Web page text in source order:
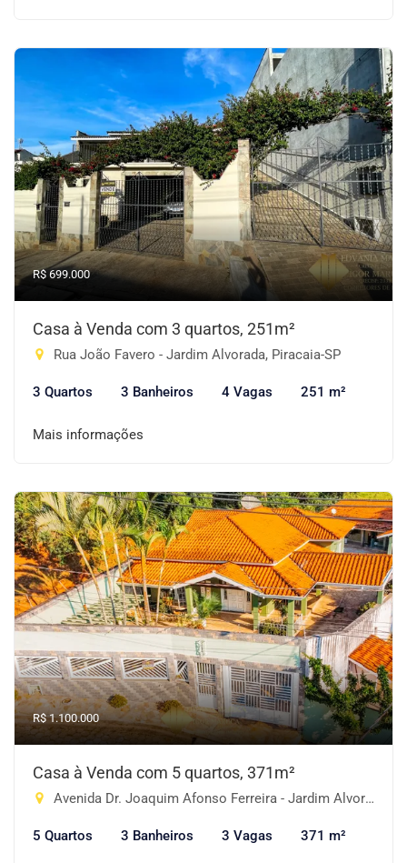
R$ 699.000
Casa à Venda com 3 quartos, 251m²
Rua João Favero - Jardim Alvorada, Piracaia-SP
3 Quartos 3 Banheiros 4 Vagas 251 m²
Mais informações
R$ 1.100.000
Casa à Venda com 5 quartos, 371m²
Avenida Dr. Joaquim Afonso Ferreira - Jardim Alvorada, Piracaia-SP
5 Quartos 3 Banheiros 3 Vagas 371 m²